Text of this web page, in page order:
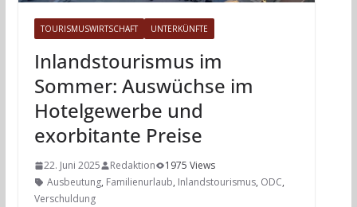
TOURISMUSWIRTSCHAFT UNTERKÜNFTE
Inlandstourismus im
Sommer: Auswüchse im
Hotelgewerbe und
exorbitante Preise
22. Juni 2025 Redaktion
1975 Views
Ausbeutung, Familienurlaub, Inlandstourismus, ODC,
Verschuldung